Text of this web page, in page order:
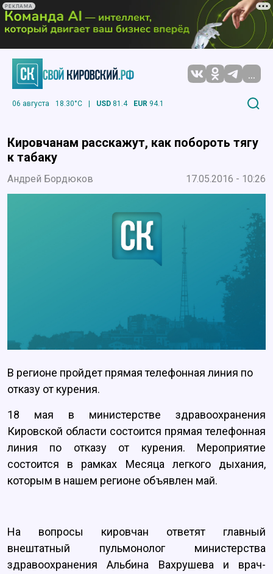
РЕКЛАМА
...
06 августа 18.30°C | USD 81.4 EUR 94.1
Кировчанам расскажут, как побороть тягу
к табаку
Андрей Бордюков 17.05.2016 - 10:26
В регионе пройдет прямая телефонная линия по
отказу от курения.
18 мая в министерстве здравоохранения
Кировской области состоится прямая телефонная
линия по отказу от курения. Мероприятие
состоится в рамках Месяца легкого дыхания,
которым в нашем регионе объявлен май.
На вопросы кировчан ответят главный
внештатный пульмонолог министерства
здравоохранения Альбина Вахрушева и врач-